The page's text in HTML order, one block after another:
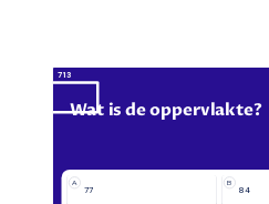
Wat is de oppervlakte?
13
7
A
77
B
84